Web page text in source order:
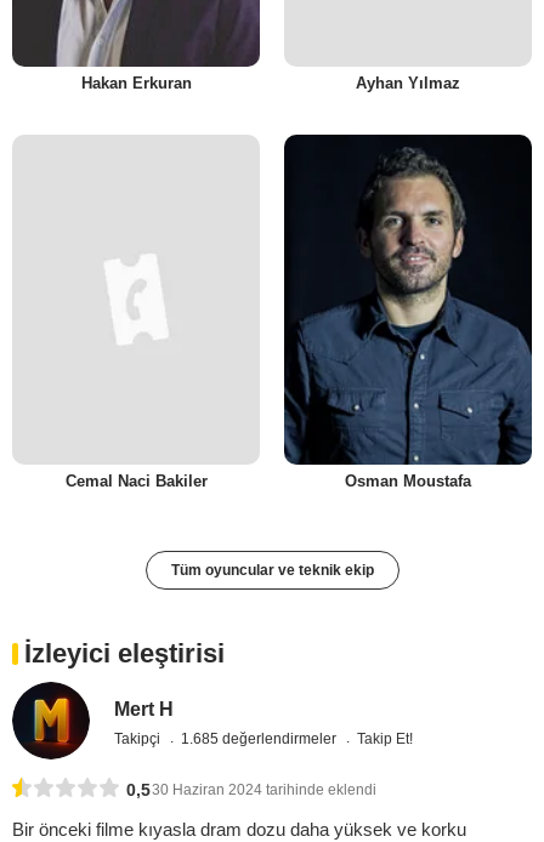
Hakan Erkuran Ayhan Yılmaz
Cemal Naci Bakiler Osman Moustafa
Tüm oyuncular ve teknik ekip
İzleyici eleştirisi
Mert H
Takipçi 1.685 değerlendirmeler Takip Et!
0,530 Haziran 2024 tarihinde eklendi
Bir önceki filme kıyasla dram dozu daha yüksek ve korku